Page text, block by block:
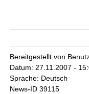
Bereitgestellt von
Datum: 27.11.2007 -
Sprache: Deutsch
News-ID 39115